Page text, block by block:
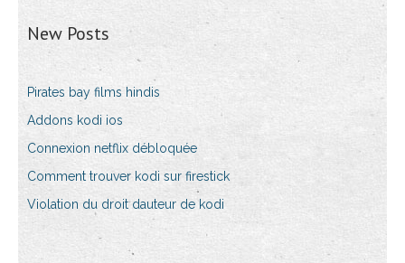
New Posts
Pirates bay films hindis
Addons kodi ios
Connexion netflix débloquée
Comment trouver kodi sur firestick
Violation du droit dauteur de kodi